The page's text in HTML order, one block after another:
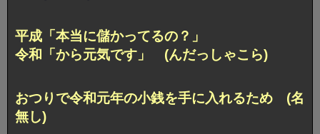
平成「本当に儲かってるの？」
令和「から元気です」 (んだっしゃこら)
おつりで令和元年の小銭を手に入れるため (名
無し)